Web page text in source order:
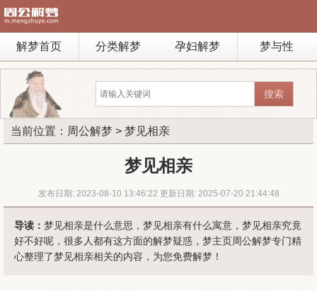
解梦首页 分类解梦 孕妇解梦 梦与性
当前位置： 周公解梦 > 梦见相亲
梦见相亲
发布日期: 2023-08-10 13:46:22 更新日期: 2025-07-20 21:44:48
导读： 梦见相亲是什么意思，梦见相亲有什么寓意，梦见相亲究竟
好不好呢，很多人都有这方面的解梦疑惑，梦主页周公解梦专门精
心整理了梦见相亲相关的内容，为您免费解梦！